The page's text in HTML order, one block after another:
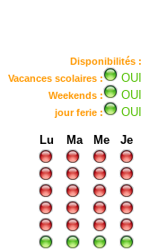
Disponibilités :
Vacances scolaires :
OUI
Weekends : OUI
jour ferie : OUI
Lu Ma Me
Je